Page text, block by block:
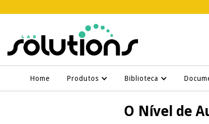
Home Produtos Biblioteca
O Nível de